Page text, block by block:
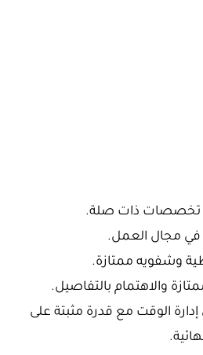
تخصصات ذات صلة.
وشفويه ممتازة.
والاهتمام بالتفاصيل.
الوقت مع قدرة مثبتة على